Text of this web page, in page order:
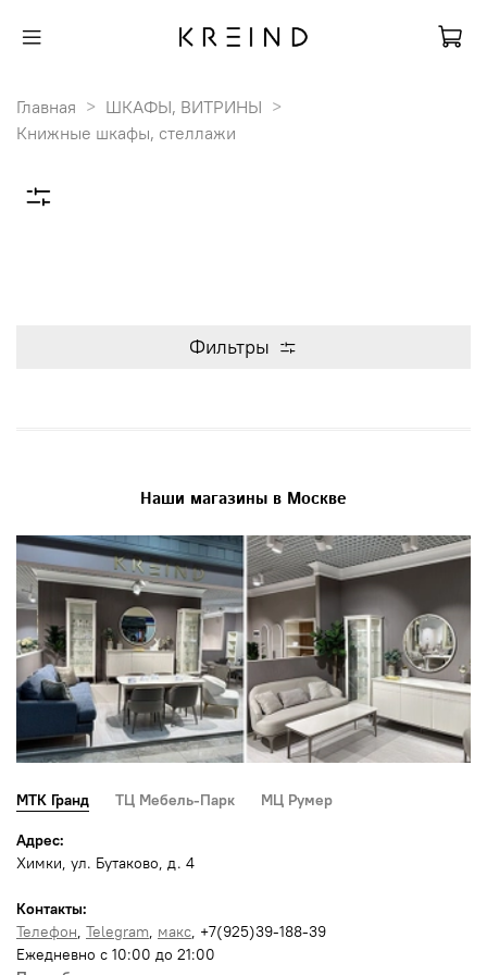
Главная
ШКАФЫ, ВИТРИНЫ
Книжные шкафы, стеллажи
Фильтры
Наши магазины в Москве
МТК Гранд ТЦ Мебель-Парк МЦ Румер
Адрес:
Химки, ул. Бутаково, д. 4
Контакты:
Телефон, Telegram, макс, +7(925)39-188-39
Ежедневно с 10:00 до 21:00